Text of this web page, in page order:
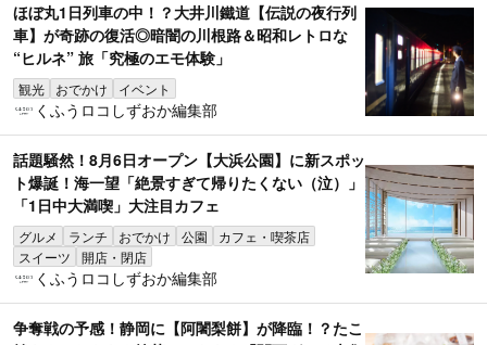
ほぼ丸1日列車の中！？大井川鐵道【伝説の夜行列
車】が奇跡の復活◎暗闇の川根路＆昭和レトロな
“ヒルネ” 旅「究極のエモ体験」
観光 おでかけ イベント
くふうロコしずおか編集部
話題騒然！8月6日オープン【大浜公園】に新スポッ
ト爆誕！海一望「絶景すぎて帰りたくない（泣）」
「1日中大満喫」大注目カフェ
グルメ ランチ おでかけ 公園
カフェ・喫茶店
スイーツ
開店・閉店
くふうロコしずおか編集部
争奪戦の予感！静岡に【阿闍梨餅】が降臨！？たこ